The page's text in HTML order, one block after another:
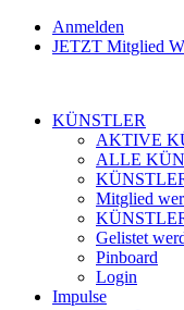
Anmelden
JETZT Mitglied
KÜNSTLER
AKTIVE
ALLE
Mitglied
Gelistet
Pinboard
Login
Impulse